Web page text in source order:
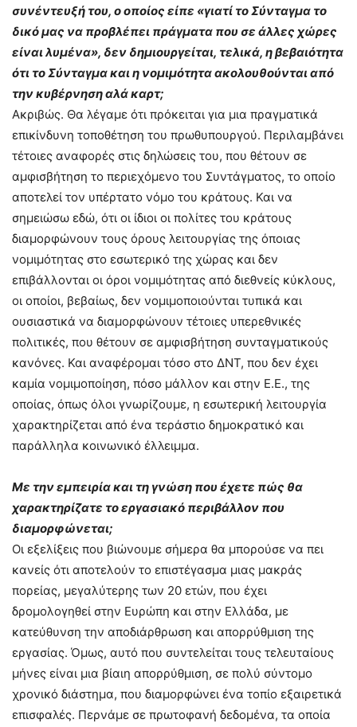
συνέντευξή του, ο οποίος είπε «γιατί το Σύνταγμα το
δικό μας να προβλέπει πράγματα που σε άλλες χώρες
είναι λυμένα», δεν δημιουργείται, τελικά, η βεβαιότητα
ότι το Σύνταγμα και η νομιμότητα ακολουθούνται από
την κυβέρνηση αλά καρτ;
Ακριβώς. Θα λέγαμε ότι πρόκειται για μια πραγματικά
επικίνδυνη τοποθέτηση του πρωθυπουργού. Περιλαμβάνει
τέτοιες αναφορές στις δηλώσεις του, που θέτουν σε
αμφισβήτηση το περιεχόμενο του Συντάγματος, το οποίο
αποτελεί τον υπέρτατο νόμο του κράτους. Και να
σημειώσω εδώ, ότι οι ίδιοι οι πολίτες του κράτους
διαμορφώνουν τους όρους λειτουργίας της όποιας
νομιμότητας στο εσωτερικό της χώρας και δεν
επιβάλλονται οι όροι νομιμότητας από διεθνείς κύκλους,
οι οποίοι, βεβαίως, δεν νομιμοποιούνται τυπικά και
ουσιαστικά να διαμορφώνουν τέτοιες υπερεθνικές
πολιτικές, που θέτουν σε αμφισβήτηση συνταγματικούς
κανόνες. Και αναφέρομαι τόσο στο ΔΝΤ, που δεν έχει
καμία νομιμοποίηση, πόσο μάλλον και στην Ε.Ε., της
οποίας, όπως όλοι γνωρίζουμε, η εσωτερική λειτουργία
χαρακτηρίζεται από ένα τεράστιο δημοκρατικό και
παράλληλα κοινωνικό έλλειμμα.
Με την εμπειρία και τη γνώση που έχετε πώς θα
χαρακτηρίζατε το εργασιακό περιβάλλον που
διαμορφώνεται;
Οι εξελίξεις που βιώνουμε σήμερα θα μπορούσε να πει
κανείς ότι αποτελούν το επιστέγασμα μιας μακράς
πορείας, μεγαλύτερης των 20 ετών, που έχει
δρομολογηθεί στην Ευρώπη και στην Ελλάδα, με
κατεύθυνση την αποδιάρθρωση και απορρύθμιση της
εργασίας. Όμως, αυτό που συντελείται τους τελευταίους
μήνες είναι μια βίαιη απορρύθμιση, σε πολύ σύντομο
χρονικό διάστημα, που διαμορφώνει ένα τοπίο εξαιρετικά
επισφαλές. Περνάμε σε πρωτοφανή δεδομένα, τα οποία